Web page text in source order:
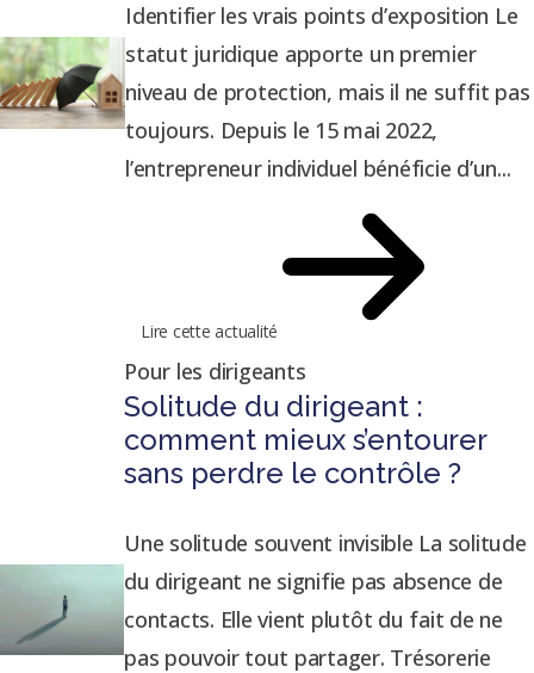
Identifier les vrais points d’exposition Le
statut juridique apporte un premier
niveau de protection, mais il ne suffit pas
toujours. Depuis le 15 mai 2022,
l’entrepreneur individuel bénéficie d’un...
Lire cette actualité
Pour les dirigeants
Solitude du dirigeant :
comment mieux s’entourer
sans perdre le contrôle ?
Une solitude souvent invisible La solitude
du dirigeant ne signifie pas absence de
contacts. Elle vient plutôt du fait de ne
pas pouvoir tout partager. Trésorerie